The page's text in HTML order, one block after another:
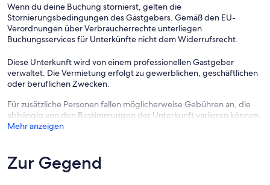
Wenn du deine Buchung stornierst, gelten die
Stornierungsbedingungen des Gastgebers. Gemäß den EU-
Verordnungen über Verbraucherrechte unterliegen
Buchungsservices für Unterkünfte nicht dem Widerrufsrecht.
Diese Unterkunft wird von einem professionellen Gastgeber
verwaltet. Die Vermietung erfolgt zu gewerblichen, geschäftlichen
oder beruflichen Zwecken.
Für zusätzliche Personen fallen möglicherweise Gebühren an, die
abhängig von den Bestimmungen der Unterkunft variieren können.
Mehr anzeigen
Zur Gegend